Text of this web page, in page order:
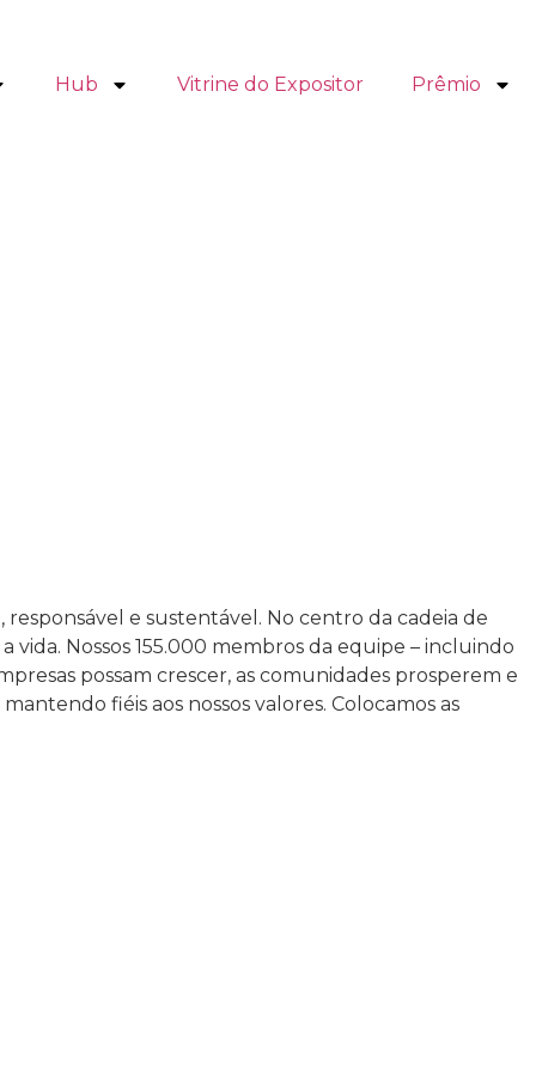
Hub Vitrine do Expositor Prêmio
e sustentável. No centro da cadeia de
Nossos 155.000 membros da equipe – incluindo
possam crescer, as comunidades prosperem e
fiéis aos nossos valores. Colocamos as